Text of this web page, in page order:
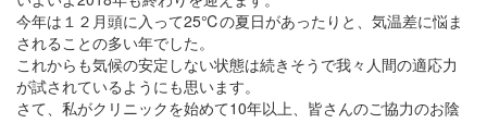
今年は１２月頭に入って25℃の夏日があったりと、気温差に悩ま
されることの多い年でした。
これからも気候の安定しない状態は続きそうで我々人間の適応力
が試されているようにも思います。
さて、私がクリニックを始めて10年以上、皆さんのご協力のお陰